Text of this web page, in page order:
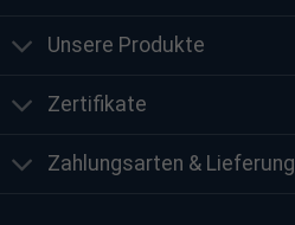
Unsere Produkte
Zertifikate
Zahlungsarten & Lieferung